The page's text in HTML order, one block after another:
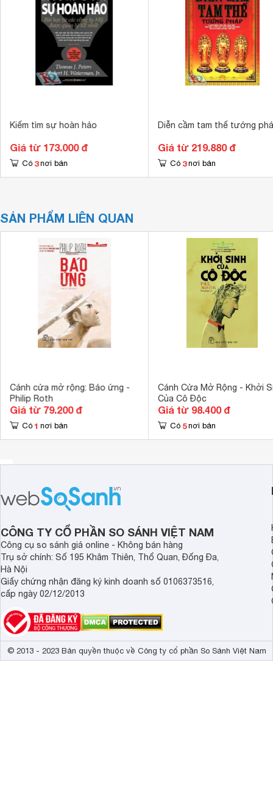
Kiếm tìm sự hoàn hảo
Giá từ 173.000 đ
Có 3 nơi bán
Diễn cầm tam thế tướng
Giá từ 219.880 đ
Có 3 nơi bán
SẢN PHẨM LIÊN QUAN
Cánh cửa mở rộng: Báo ứng -
Philip Roth
Giá từ 79.200 đ
Có 1 nơi bán
Cánh Cửa Mở Rộng - Khởi
Của Cô Độc
Giá từ 98.400 đ
Có 5 nơi bán
CÔNG TY CỔ PHẦN SO SÁNH VIỆT NAM
Công cụ so sánh giá online - Không bán hàng
Trụ sở chính: Số 195 Khâm Thiên, Thổ Quan, Đống Đa,
Hà Nội
Giấy chứng nhận đăng ký kinh doanh số 0106373516,
cấp ngày 02/12/2013
© 2013 - 2023 Bản quyền thuộc về Công ty cổ phần So Sánh Việt Nam